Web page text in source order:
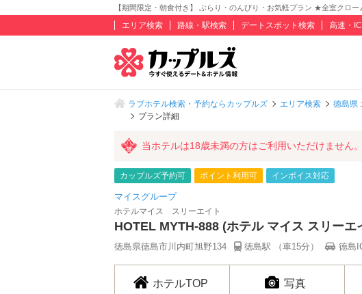
【期間限定・朝食付き】 ぶらり・のんびり・お気軽プラン ★全室クロ
エリア検索 路線・駅検索 デートスポット検索 高速・
ラブホテル検索・予約ならカップルズ エリア検索 徳島県
プラン詳細
当ホテルは18歳未満の方はご利用いただけません。
カップルズ予約可 ポイント利用可 インボイス対応
マイスグループ
ホテルマイス スリーエイト
HOTEL MYTH-888 (ホテル マイス スリーエ
徳島県徳島市川内町旭野134 徳島駅 （車15分） 徳島
ホテルTOP 写真